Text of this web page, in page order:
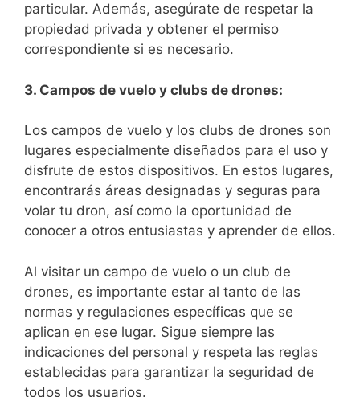
particular. Además, asegúrate de respetar la
propiedad privada y obtener⁤ el permiso
correspondiente‍ si es necesario.
3. Campos de vuelo y clubs de drones:
Los ‍campos ⁤de vuelo ⁢y los clubs de drones son
lugares especialmente diseñados para el uso y
⁤disfrute de estos dispositivos. En estos lugares,
encontrarás áreas designadas y seguras para
volar tu dron, así como la oportunidad ⁤de
conocer a otros entusiastas y aprender de‌ ellos.
Al visitar ‌un campo de vuelo o un club de
drones, es importante estar al tanto de las
normas y regulaciones específicas que se
aplican en ese lugar. Sigue siempre las
indicaciones del personal y respeta ‍las reglas
‍establecidas para garantizar la seguridad de
todos los usuarios.